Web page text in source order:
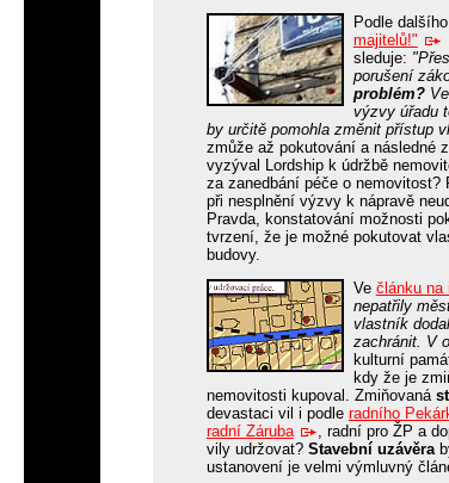
Podle
majitelů!"
sleduje:
porušení
problém?Ve
výzvy úřadu
by určitě pomohla změnit přístup
zmůže až pokutování a následné
vyzýval Lordship k údržbě
za zanedbání péče o
při nesplnění výzvy k nápravě
Pravda, konstatování možnosti
tvrzení, že je možné pokutovat
budovy.
Ve článku na
nepatřily
vlastník
zachránit. V
kulturní
kdy že je
nemovitosti kupoval. Zmiňovaná
devastaci vil i podle radního
radní Záruba
, radní pro ŽP a
vily udržovat? Stavební uzávěra
ustanovení je velmi výmluvný